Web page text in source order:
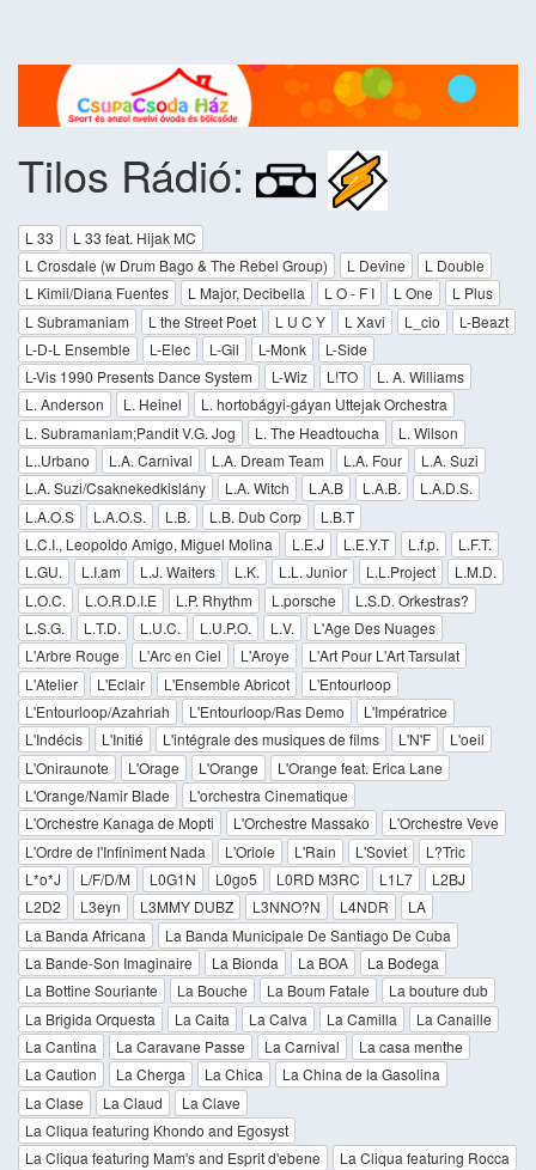
Tilos Rádió:
L 33
L 33 feat. Hijak MC
L Crosdale (w Drum Bago & The Rebel Group)
L Devine
L Double
L Kimii/Diana Fuentes
L Major, Decibella L O - F I L One
L Plus
L Subramaniam
L the Street Poet L U C Y L Xavi L_cio
L-Beazt
L-D-L Ensemble
L-Elec L-Gil L-Monk
L-Side
L-Vis 1990 Presents Dance System
L-Wiz L!TO
L. A. Williams
L. Anderson
L. Heinel
L. hortobágyi-gáyan Uttejak Orchestra
L. Subramaniam;Pandit V.G. Jog
L. The Headtoucha
L. Wilson
L..Urbano
L.A. Carnival L.A. Dream Team L.A. Four
L.A. Suzi
L.A. Suzi/Csaknekedkislány
L.A. Witch L.A.B L.A.B.
L.A.D.S.
L.A.O.S
L.A.O.S. L.B. L.B. Dub Corp
L.B.T
L.C.I., Leopoldo Amigo, Miguel Molina
L.E.J L.E.Y.T L.f.p.
L.F.T.
L.GU.
L.I.am L.J. Waiters L.K. L.L. Junior L.L.Project
L.M.D.
L.O.C.
L.O.R.D.I.E L.P. Rhythm L.porsche
L.S.D. Orkestras?
L.S.G.
L.T.D. L.U.C. L.U.P.O. L.V.
L'Age Des Nuages
L'Arbre Rouge
L'Arc en Ciel L'Aroye
L'Art Pour L'Art Tarsulat
L'Atelier
L'Eclair L'Ensemble Abricot
L'Entourloop
L'Entourloop/Azahriah
L'Entourloop/Ras Demo
L'Impératrice
L'Indécis
L'Initié L'intégrale des musiques de films L'N'F
L'oeil
L'Oniraunote
L'Orage L'Orange
L'Orange feat. Erica Lane
L'Orange/Namir Blade
L'orchestra Cinematique
L'Orchestre Kanaga de Mopti
L'Orchestre Massako
L'Orchestre Veve
L'Ordre de l'Infiniment Nada
L'Oriole L'Rain L'Soviet
L?Tric
L*o*J
L/F/D/M L0G1N L0go5 L0RD M3RC L1L7
L2BJ
L2D2
L3eyn L3MMY DUBZ L3NNO?N L4NDR
LA
La Banda Africana
La Banda Municipale De Santiago De Cuba
La Bande-Son Imaginaire
La Bionda La BOA
La Bodega
La Bottine Souriante
La Bouche La Boum Fatale
La bouture dub
La Brigida Orquesta
La Caita La Calva La Camilla
La Canaille
La Cantina
La Caravane Passe La Carnival
La casa menthe
La Caution
La Cherga La Chica
La China de la Gasolina
La Clase
La Claud
La Clave
La Cliqua featuring Khondo and Egosyst
La Cliqua featuring Mam's and Esprit d'ebene
La Cliqua featuring Rocca